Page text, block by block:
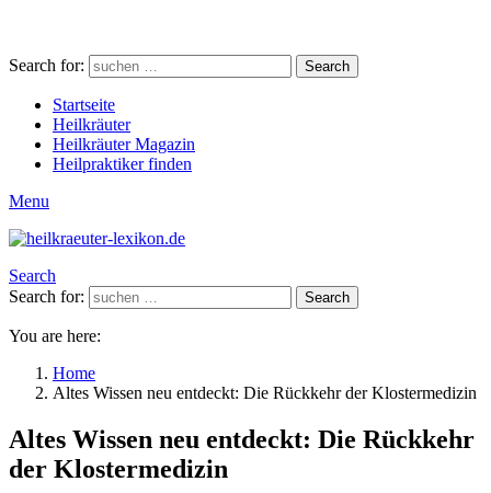
Search for: Search
Startseite
Heilkräuter
Heilkräuter Magazin
Heilpraktiker finden
Menu
Search
Search for:
Search
You are here:
Home
Altes Wissen neu entdeckt: Die Rückkehr der Klostermedizin
Altes Wissen neu entdeckt: Die Rückkehr
der Klostermedizin